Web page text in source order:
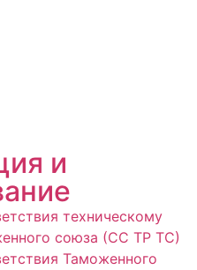
и
техническому
союза (СС ТР ТС)
Таможенного